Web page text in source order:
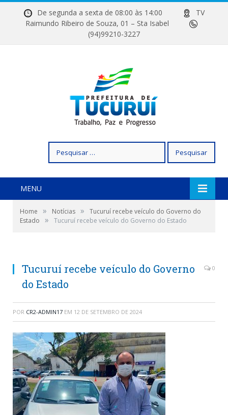
De segunda a sexta de 08:00 às 14:00
TV
Raimundo Ribeiro de Souza, 01 – Sta Isabel
(94)99210-3227
por:
MENU
Home » Notícias »
Tucuruí recebe veículo do Governo do
Estado
» Tucuruí recebe veículo do Governo do Estado
Tucuruí recebe veículo do Governo
do Estado
0
POR CR2-ADMIN17 EM 12 DE SETEMBRO DE 2024